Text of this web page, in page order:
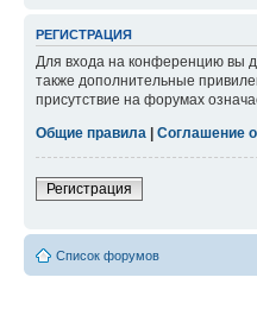
РЕГИСТРАЦИЯ
Для входа на конференцию вы
также дополнительные
присутствие на форумах
Общие правила
Соглашение
Регистрация
Список форумов